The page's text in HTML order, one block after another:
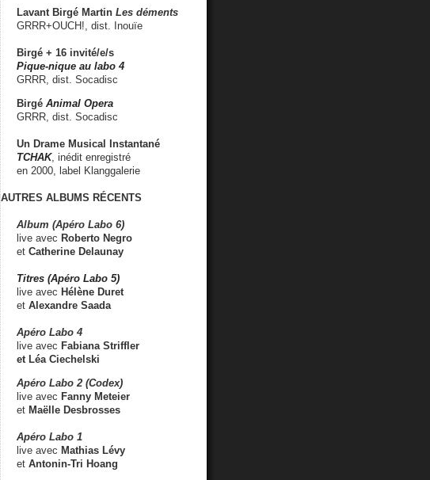
Lavant Birgé Martin Les déments
GRRR+OUCH!, dist. Inouïe
Birgé + 16 invité/e/s
Pique-nique au labo 4
GRRR, dist. Socadisc
Birgé Animal Opera
GRRR, dist. Socadisc
Un Drame Musical Instantané
TCHAK, inédit enregistré
en 2000, label Klanggalerie
AUTRES ALBUMS RÉCENTS
Album (Apéro Labo 6)
live avec Roberto Negro
et Catherine Delaunay
Titres (Apéro Labo 5)
live avec Hélène Duret
et Alexandre Saada
Apéro Labo 4
live avec Fabiana Striffler
et Léa Ciechelski
Apéro Labo 2 (Codex)
live avec Fanny Meteier
et Maëlle Desbrosses
Apéro Labo 1
live avec Mathias Lévy
et Antonin-Tri Hoang